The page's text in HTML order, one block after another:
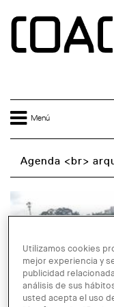
Menú
Agenda <br>
Utilizamos cookies
mejor experiencia y
publicidad
análisis de sus
usted acepta el uso